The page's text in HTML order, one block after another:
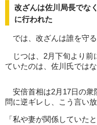
改ざんは佐川局長でな
に行われた
では、改ざんは誰を守る
じつは、2月下旬より前
ていたのは、佐川氏では
安倍首相は2月17日の衆
問に逆ギレし、こう言い放
「私や妻が関係していた